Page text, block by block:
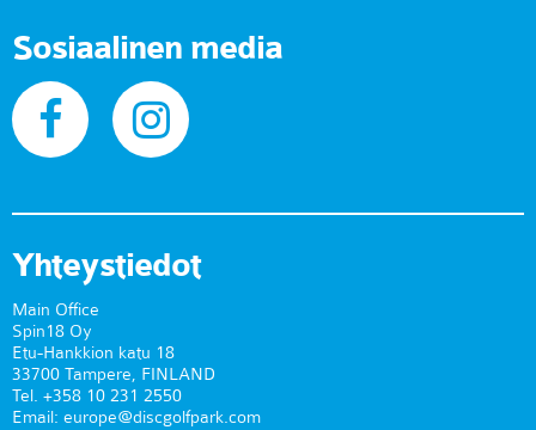
Sosiaalinen media
Yhteystiedot
Main Office
Spin18 Oy
Etu-Hankkion katu 18
33700 Tampere, FINLAND
Tel. +358 10 231 2550
Email: europe@discgolfpark.com